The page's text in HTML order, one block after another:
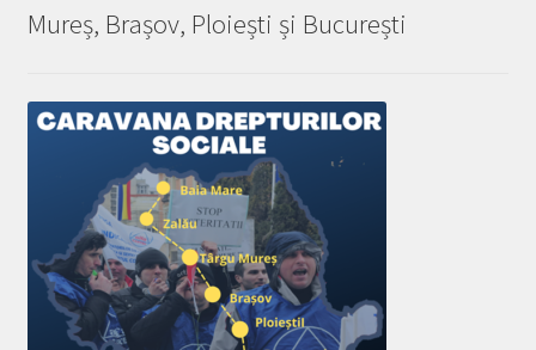
Mureș, Brașov, Ploiești și București